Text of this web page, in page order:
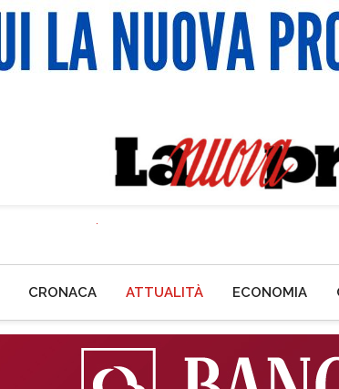
CRONACA ATTUALITÀ ECONOMIA